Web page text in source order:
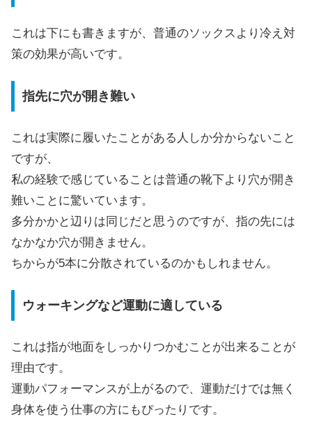
これは下にも書きますが、普通のソックスより冷え対
策の効果が高いです。
指先に穴が開き難い
これは実際に履いたことがある人しか分からないこと
ですが、
私の経験で感じていることは普通の靴下より穴が開き
難いことに驚いています。
多分かかと辺りは同じだと思うのですが、指の先には
なかなか穴が開きません。
ちからが5本に分散されているのかもしれません。
ウォーキングなど運動に適している
これは指が地面をしっかりつかむことが出来ることが
理由です。
運動パフォーマンスが上がるので、運動だけでは無く
身体を使う仕事の方にもぴったりです。